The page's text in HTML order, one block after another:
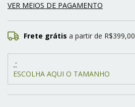
VER MEIOS DE PAGAMENTO
Frete grátis a partir de R$399,00
.:
ESCOLHA AQUI O TAMANHO